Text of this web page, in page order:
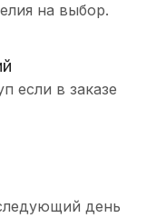
на выбор.
если в заказе
день